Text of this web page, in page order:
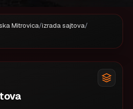
Mitrovica/izrada sajtova/